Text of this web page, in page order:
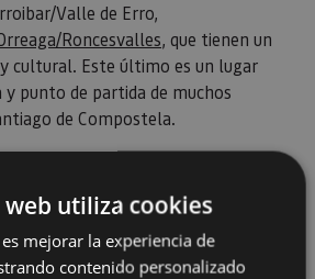
Valle de Erro,
Roncesvalles, que tienen un
cultural. Este último es un lugar
y punto de partida de muchos
de Compostela.
web utiliza cookies
mejorar la experiencia de
contenido personalizado